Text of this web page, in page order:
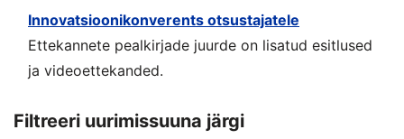
Innovatsioonikonverents otsustajatele
Ettekannete pealkirjade juurde on lisatud esitlused
ja videoettekanded.
Filtreeri uurimissuuna järgi